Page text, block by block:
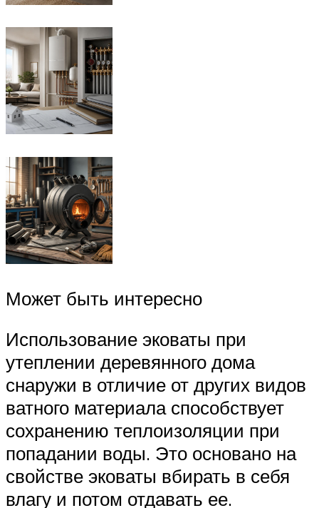
Может быть интересно
Использование эковаты при
утеплении деревянного дома
снаружи в отличие от других видов
ватного материала способствует
сохранению теплоизоляции при
попадании воды. Это основано на
свойстве эковаты вбирать в себя
влагу и потом отдавать ее.